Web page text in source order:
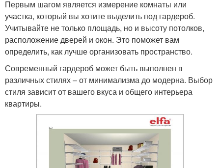
Первым шагом является измерение комнаты или
участка, который вы хотите выделить под гардероб.
Учитывайте не только площадь, но и высоту потолков,
расположение дверей и окон. Это поможет вам
определить, как лучше организовать пространство.
Современный гардероб может быть выполнен в
различных стилях – от минимализма до модерна. Выбор
стиля зависит от вашего вкуса и общего интерьера
квартиры.